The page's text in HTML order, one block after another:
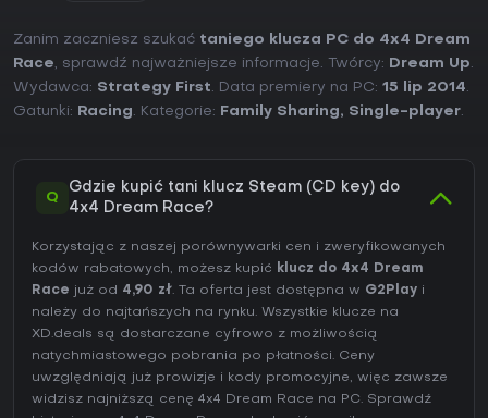
Zanim zaczniesz szukać taniego klucza PC do 4x4 Dream
Race, sprawdź najważniejsze informacje. Twórcy: Dream Up.
Wydawca: Strategy First. Data premiery na PC: 15 lip 2014.
Gatunki:
Racing. Kategorie: Family Sharing, Single-player.
Q
Gdzie kupić tani klucz Steam (CD key) do
4x4 Dream Race?
Korzystając z naszej porównywarki cen i zweryfikowanych
kodów rabatowych, możesz kupić klucz do 4x4 Dream
Race już od 4,90 zł. Ta oferta jest dostępna w G2Play i
należy do najtańszych na rynku. Wszystkie klucze na
XD.deals są dostarczane cyfrowo z możliwością
natychmiastowego pobrania po płatności. Ceny
uwzględniają już prowizje i kody promocyjne, więc zawsze
widzisz najniższą cenę 4x4 Dream Race na PC. Sprawdź